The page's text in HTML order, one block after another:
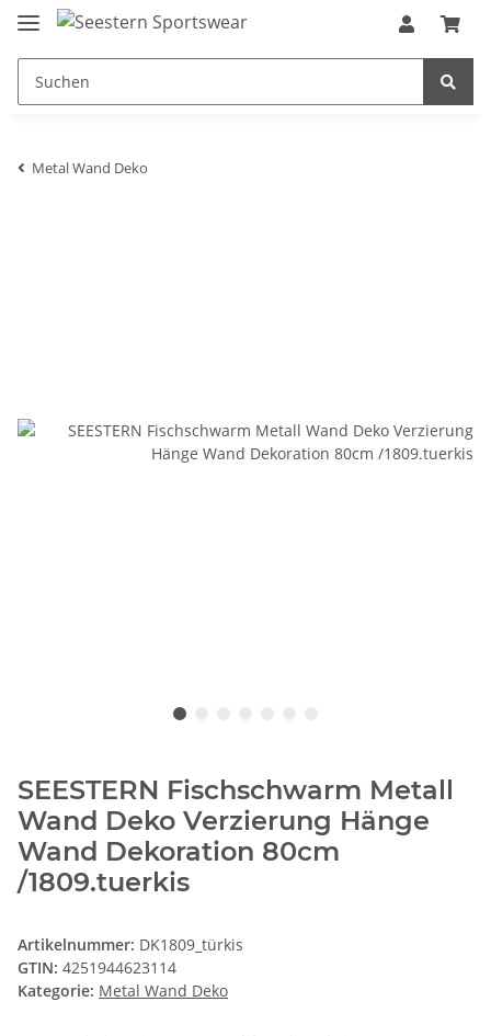
Metal Wand Deko
SEESTERN Fischschwarm Metall
Wand Deko Verzierung Hänge
Wand Dekoration 80cm
/1809.tuerkis
Artikelnummer: DK1809_türkis
GTIN: 4251944623114
Kategorie: Metal Wand Deko